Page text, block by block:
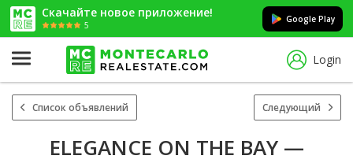
Скачайте новое приложение!
5
Google Play
Login
Список объявлений Следующий
ELEGANCE ON THE BAY —